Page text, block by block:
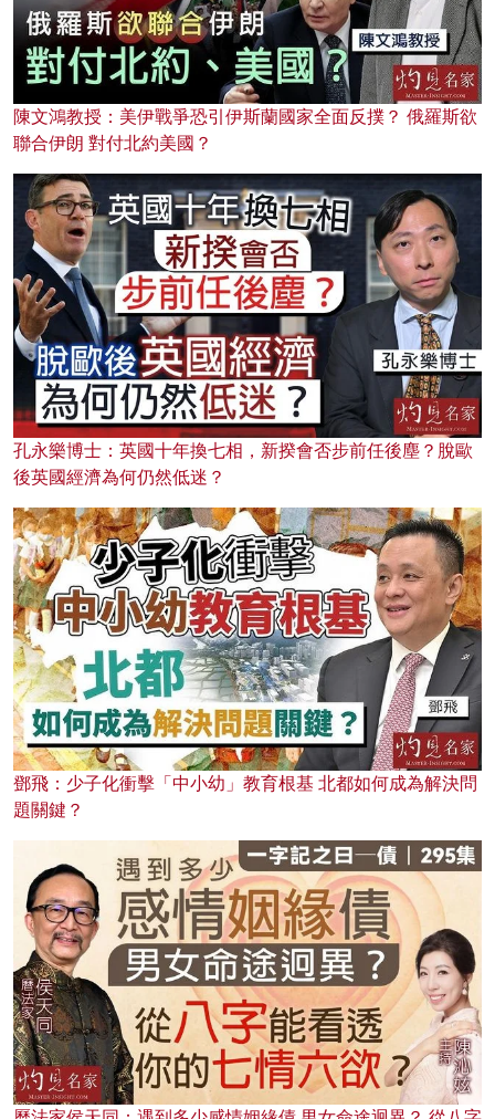
陳文鴻教授：美伊戰爭恐引伊斯蘭國家全面反撲？ 俄羅斯欲
聯合伊朗 對付北約美國？
孔永樂博士：英國十年換七相，新揆會否步前任後塵？脫歐
後英國經濟為何仍然低迷？
鄧飛：少子化衝擊「中小幼」教育根基 北都如何成為解決問
題關鍵？